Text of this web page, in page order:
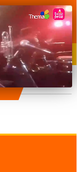
DEPORTES